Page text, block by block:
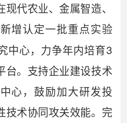
代农业、金属智造、
增认定一批重点实验
中心，力争年内培育3
台。支持企业建设技术
心，鼓励加大研发投
技术协同攻关效能。完